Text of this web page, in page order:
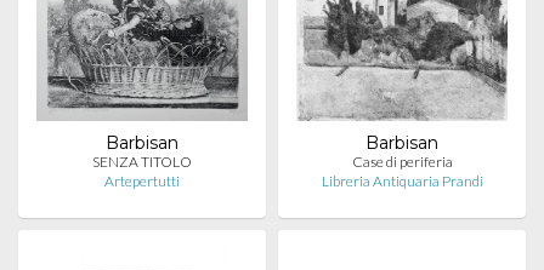
Barbisan
SENZA TITOLO
Artepertutti
Barbisan
Case di periferia
Libreria Antiquaria Prandi